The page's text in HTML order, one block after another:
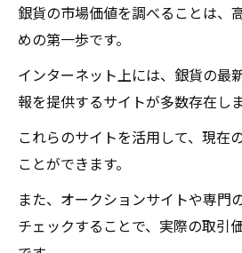
銀貨の市場価値を調べることは、
めの第一歩です。
インターネット上には、銀貨の最
報を提供するサイトが多数存在しま
これらのサイトを活用して、現在
ことができます。
また、オークションサイトや専門
チェックすることで、実際の取引